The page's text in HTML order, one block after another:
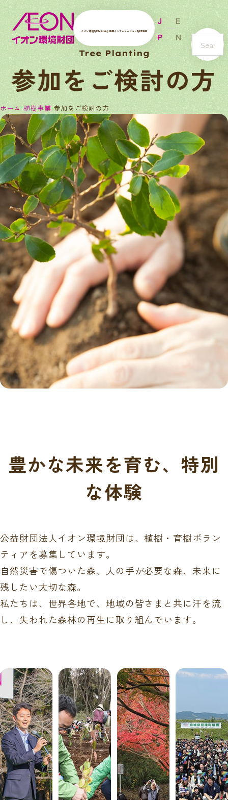
イオン環境財団とは主な事業インフォメーション財団情報
J
P
E
N
s
e
a
r
c
h
Tree Planting
参加をご検討の方
ホーム 植樹事業 参加をご検討の方
豊かな未来を育む、特別
な体験
公益財団法人イオン環境財団は、植樹・育樹ボラン
ティアを募集しています。
自然災害で傷ついた森、人の手が必要な森、未来に
残したい大切な森。
私たちは、世界各地で、地域の皆さまと共に汗を流
し、失われた森林の再生に取り組んでいます。